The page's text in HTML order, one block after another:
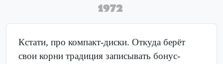
1972
Кстати, про компакт-диски. Откуда берёт
свои корни традиция записывать бонус-